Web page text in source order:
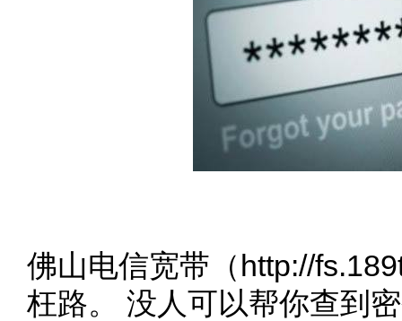
佛山电信宽带（http://
枉路。 没人可以帮你查到